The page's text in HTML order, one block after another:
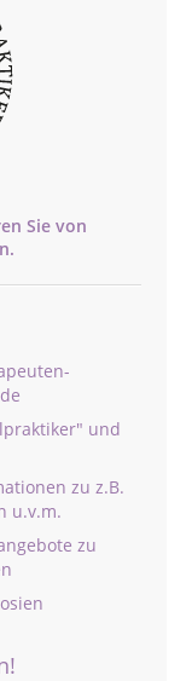
Sie von
und
zu z.B.
u.v.m.
zu